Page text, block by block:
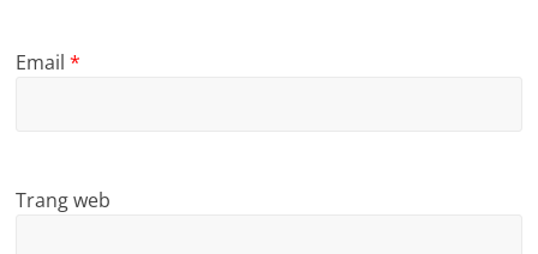
Email*
Trang web